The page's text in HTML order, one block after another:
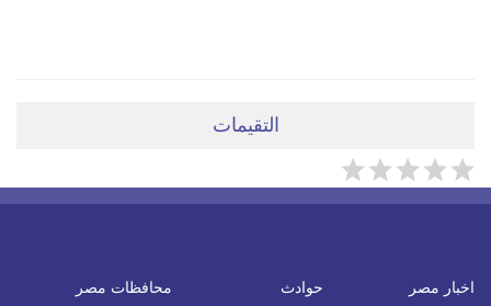
التقيمات
اخبار مصر حوادث
محافظات مصر